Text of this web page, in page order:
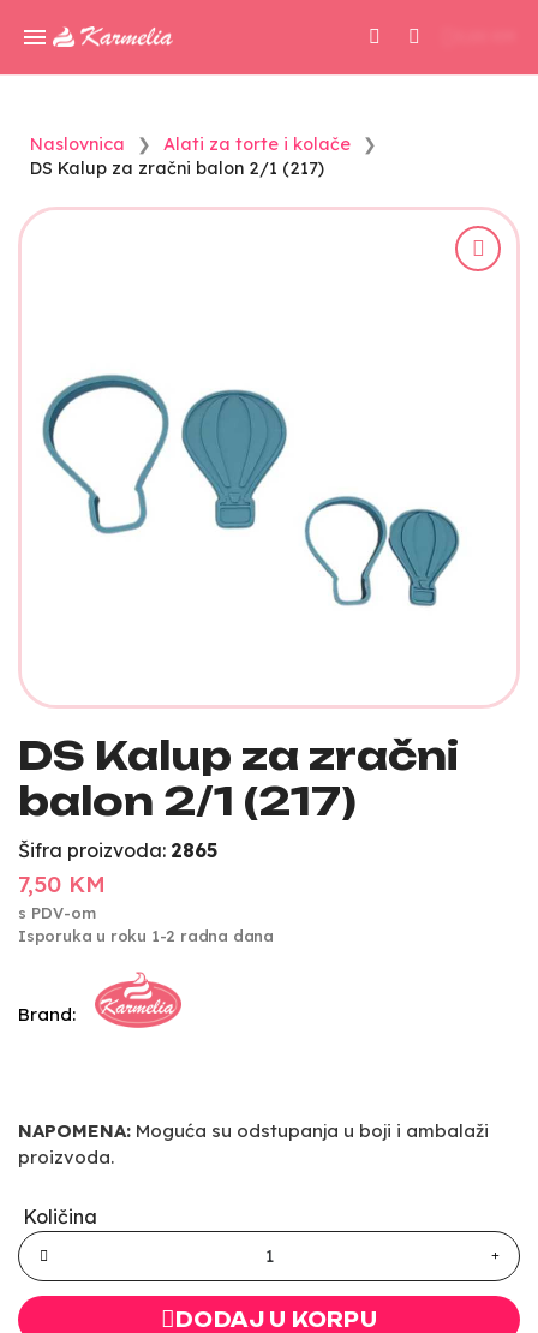
Naslovnica
Alati za torte i kolače
DS Kalup za zračni balon 2/1 (217)
DS Kalup za zračni
balon 2/1 (217)
Šifra proizvoda: 2865
7,50 KM
s PDV-om
Isporuka u roku 1-2 radna dana
Brand:
NAPOMENA: Moguća su odstupanja u boji i ambalaži
proizvoda.
Količina
DODAJ U KORPU